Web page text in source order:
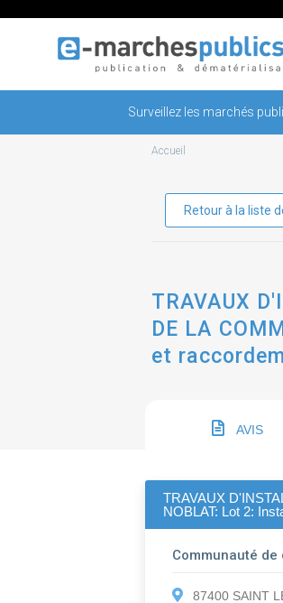
Surveillez les marchés
Accueil
Retour à la liste
TRAVAUX
DE LA
et
AVIS
TRAVAUX
NOBLAT: Lot 2:
Communauté
87400 SAINT